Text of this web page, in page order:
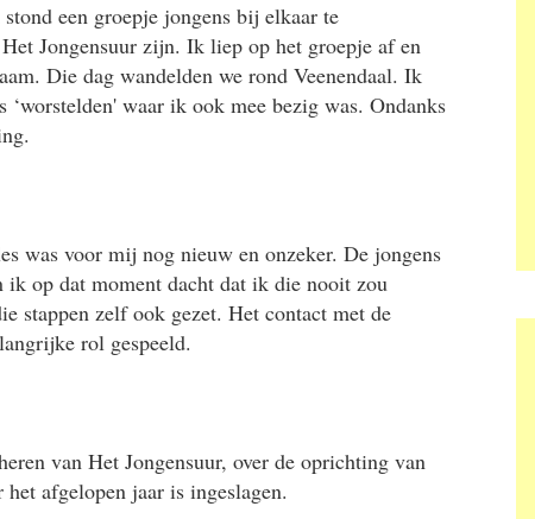
een groepje jongens bij elkaar te
Jongensuur zijn. Ik liep op het groepje af en
Die dag wandelden we rond Veenendaal. Ik
‘worstelden' waar ik ook mee bezig was. Ondanks
was voor mij nog nieuw en onzeker. De jongens
ik op dat moment dacht dat ik die nooit zou
stappen zelf ook gezet. Het contact met de
rol gespeeld.
van Het Jongensuur, over de oprichting van
afgelopen jaar is ingeslagen.